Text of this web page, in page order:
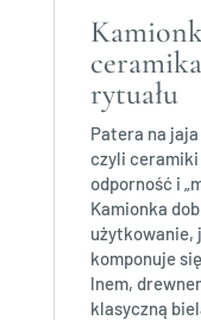
rytuału
Patera na
czyli ceramiki
odporność i
Kamionka
użytkowanie,
komponuje
lnem,
klasyczną